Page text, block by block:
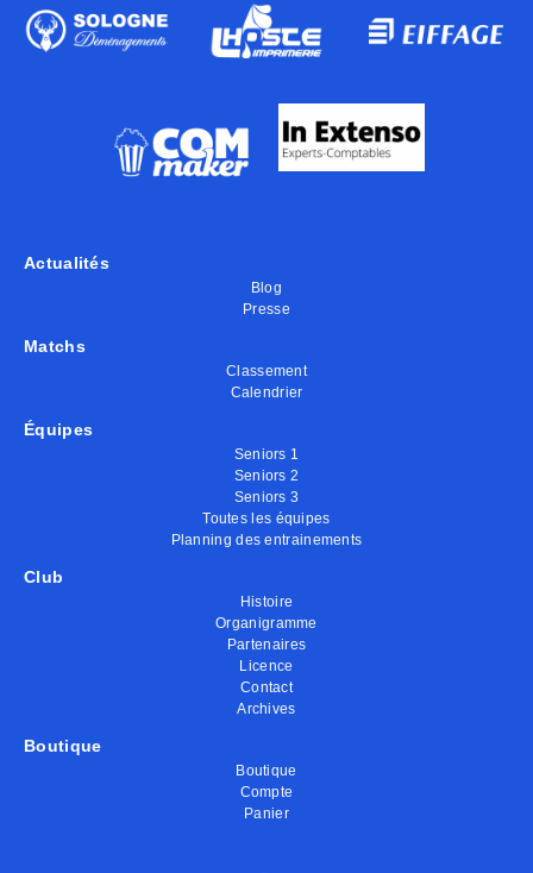
Actualités
Blog
Presse
Matchs
Classement
Calendrier
Équipes
Seniors 1
Seniors 2
Seniors 3
Toutes les équipes
Planning des entrainements
Club
Histoire
Organigramme
Partenaires
Licence
Contact
Archives
Boutique
Boutique
Compte
Panier